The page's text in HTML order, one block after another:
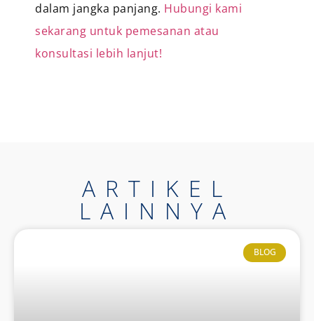
dalam jangka panjang. Hubungi kami
sekarang untuk pemesanan atau
konsultasi lebih lanjut!
ARTIKEL
LAINNYA
BLOG